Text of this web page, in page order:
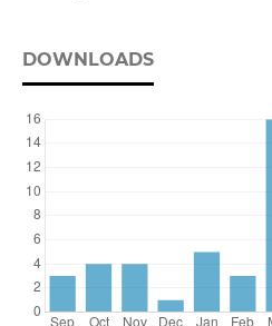
DOWNLOADS